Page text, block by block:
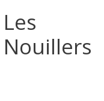
Les
Nouillers